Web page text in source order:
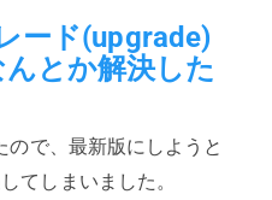
ード(upgrade)
とか解決した
ので、最新版にしようと
てしまいました。